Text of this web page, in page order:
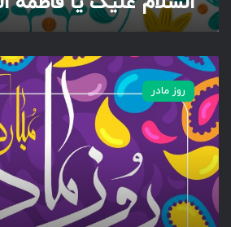
ه
ر
ر
و
ز
م
ا
د
ر
م
ا
روز مادر